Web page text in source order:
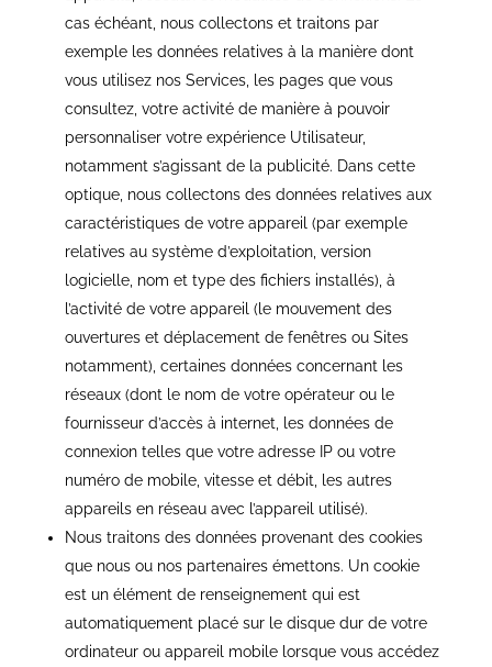
cas échéant, nous collectons et traitons par
exemple les données relatives à la manière dont
vous utilisez nos Services, les pages que vous
consultez, votre activité de manière à pouvoir
personnaliser votre expérience Utilisateur,
notamment s’agissant de la publicité. Dans cette
optique, nous collectons des données relatives aux
caractéristiques de votre appareil (par exemple
relatives au système d’exploitation, version
logicielle, nom et type des fichiers installés), à
l’activité de votre appareil (le mouvement des
ouvertures et déplacement de fenêtres ou Sites
notamment), certaines données concernant les
réseaux (dont le nom de votre opérateur ou le
fournisseur d’accès à internet, les données de
connexion telles que votre adresse IP ou votre
numéro de mobile, vitesse et débit, les autres
appareils en réseau avec l’appareil utilisé).
Nous traitons des données provenant des cookies
que nous ou nos partenaires émettons. Un cookie
est un élément de renseignement qui est
automatiquement placé sur le disque dur de votre
ordinateur ou appareil mobile lorsque vous accédez